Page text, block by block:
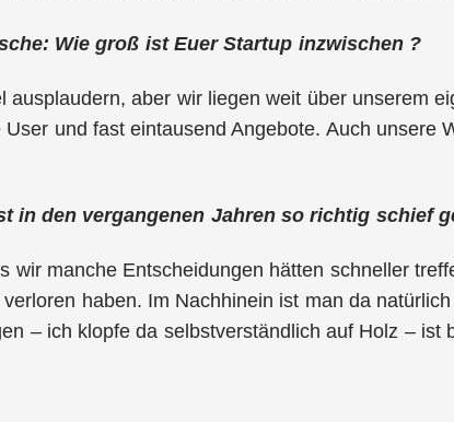
Wie groß ist Euer Startup inzwischen ?
ausplaudern, aber wir liegen weit über unserem
und fast eintausend Angebote. Auch unsere
in den vergangenen Jahren so richtig schief
wir manche Entscheidungen hätten schneller
haben. Im Nachhinein ist man da
– ich klopfe da selbstverständlich auf Holz – ist